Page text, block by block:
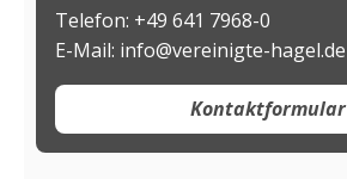
Telefon: +49 641 7968-0
E-Mail: info@vereinigte-hagel.de
Kontaktformular